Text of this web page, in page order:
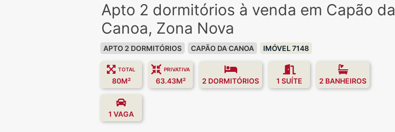
Apto 2 dormitórios à venda em Capão da
Canoa, Zona Nova
APTO 2 DORMITÓRIOS CAPÃO DA CANOA IMÓVEL 7148
TOTAL
80M²
PRIVATIVA
63.43M² 2 DORMITÓRIOS 1 SUÍTE 2 BANHEIROS
1 VAGA